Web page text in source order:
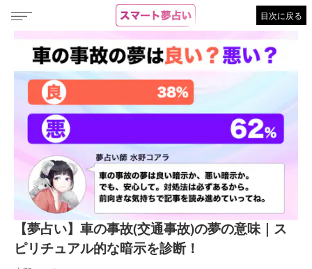
目次に戻る
【夢占い】車の事故(交通事故)の夢の意味｜ス
ピリチュアル的な暗示を診断！